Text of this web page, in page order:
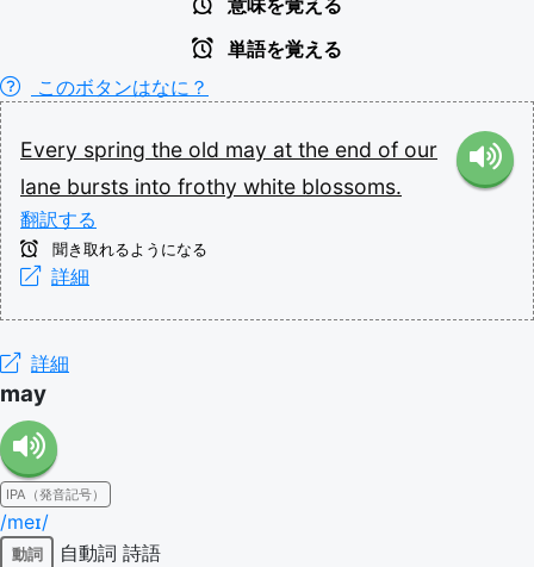
意味を覚える
単語を覚える
このボタンはなに？
Every spring the old may at the end of our
lane bursts into frothy white blossoms.
翻訳する
聞き取れるようになる
詳細
詳細
may
IPA（発音記号）
/meɪ/
動詞 自動詞 詩語